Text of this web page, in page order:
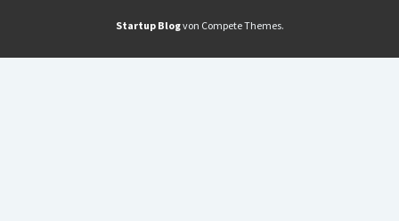
Startup Blogvon Compete Themes.